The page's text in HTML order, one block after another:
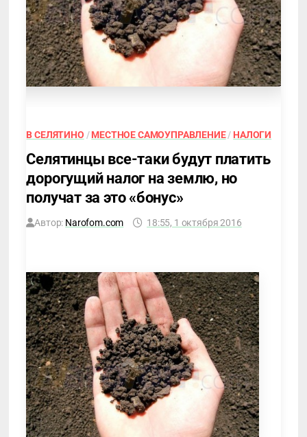
В СЕЛЯТИНО /МЕСТНОЕ САМОУПРАВЛЕНИЕ/ НАЛОГИ
Селятинцы все-таки будут платить
дорогущий налог на землю, но
получат за это «бонус»
Автор: Narofom.com 18:55, 1 октября 2016